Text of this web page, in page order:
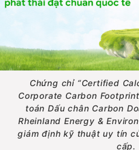
Chứng chỉ “Certified
Corporate Carbon
toán Dấu chân Carbon
Rheinland Energy &
giám định kỹ thuật uy tín
cấp.